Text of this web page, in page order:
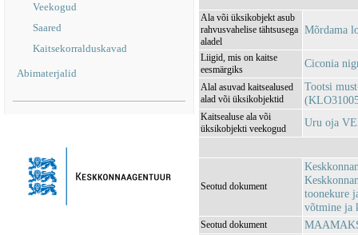
Veekogud
Saared
Kaitsekorralduskavad
Abimaterjalid
Ala või üksikobjekt asub
rahvusvahelise tähtsusega
aladel
Mõrdama
Liigid, mis on kaitse
eesmärgiks
Ciconia
Alal asuvad kaitsealused
alad või üksikobjektid
Tootsi
Kaitsealuse ala või
üksikobjekti veekogud
Uru oja
Seotud dokument
toonekure
võtmine ja
Seotud dokument